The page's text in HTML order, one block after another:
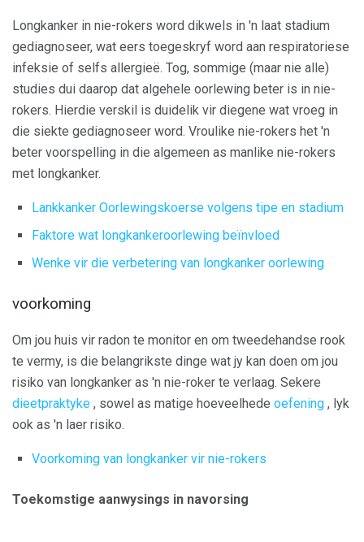
Longkanker in nie-rokers word dikwels in 'n laat stadium
gediagnoseer, wat eers toegeskryf word aan respiratoriese
infeksie of selfs allergieë. Tog, sommige (maar nie alle)
studies dui daarop dat algehele oorlewing beter is in nie-
rokers. Hierdie verskil is duidelik vir diegene wat vroeg in
die siekte gediagnoseer word. Vroulike nie-rokers het 'n
beter voorspelling in die algemeen as manlike nie-rokers
met longkanker.
Lankkanker Oorlewingskoerse volgens tipe en stadium
Faktore wat longkankeroorlewing beïnvloed
Wenke vir die verbetering van longkanker oorlewing
voorkoming
Om jou huis vir radon te monitor en om tweedehandse rook
te vermy, is die belangrikste dinge wat jy kan doen om jou
risiko van longkanker as 'n nie-roker te verlaag. Sekere
dieetpraktyke , sowel as matige hoeveelhede oefening , lyk
ook as 'n laer risiko.
Voorkoming van longkanker vir nie-rokers
Toekomstige aanwysings in navorsing